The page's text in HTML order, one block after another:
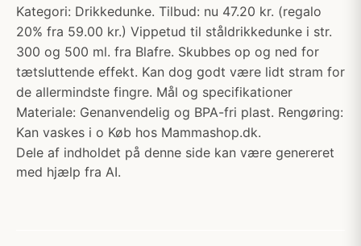
Kategori: Drikkedunke. Tilbud: nu 47.20 kr. (regalo
20% fra 59.00 kr.) Vippetud til ståldrikkedunke i str.
300 og 500 ml. fra Blafre. Skubbes op og ned for
tætsluttende effekt. Kan dog godt være lidt stram for
de allermindste fingre. Mål og specifikationer
Materiale: Genanvendelig og BPA-fri plast. Rengøring:
Kan vaskes i o Køb hos Mammashop.dk.
Dele af indholdet på denne side kan være genereret
med hjælp fra AI.